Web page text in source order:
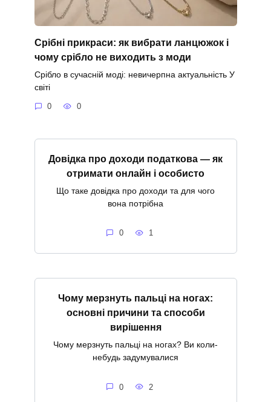
Срібні прикраси: як вибрати ланцюжок і
чому срібло не виходить з моди
Срібло в сучасній моді: невичерпна актуальність У
світі
0 0
Довідка про доходи податкова — як
отримати онлайн і особисто
Що таке довідка про доходи та для чого
вона потрібна
0 1
Чому мерзнуть пальці на ногах:
основні причини та способи
вирішення
Чому мерзнуть пальці на ногах? Ви коли-
небудь задумувалися
0 2